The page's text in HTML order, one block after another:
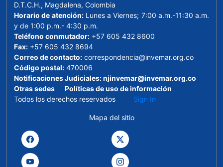
D.T.C.H., Magdalena, Colombia
Horario de atención:Lunes a Viernes; 7:00 a.m.-11:30 a.m.
y de 1:00 p.m.- 4:30 p.m.
Teléfono conmutador: +57 605 432 8600
Fax: +57 605 432 8694
Correo de contacto: correspondencia@invemar.org.co
Código postal: 470006
Notificaciones Judiciales:njinvemar@invemar.org.co
Otras sedes
Políticas de uso de información
Todos los derechos reservados Sign In
Mapa del sitio